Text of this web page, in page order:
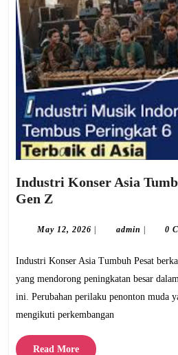
Industri Konser Asia
Gen ZIndustri
Asia
Pesat
Berkat
Gen
Z
May 12, 2026 May
| admin admin
| 0
Industri Konser Asia Tumbuh Pesat berkat antusiasme fans Generasi Z
yang mendorong peningkatan besar
ini. Perubahan perilaku penonton muda
mengikuti perkembangan
Read MoreRead